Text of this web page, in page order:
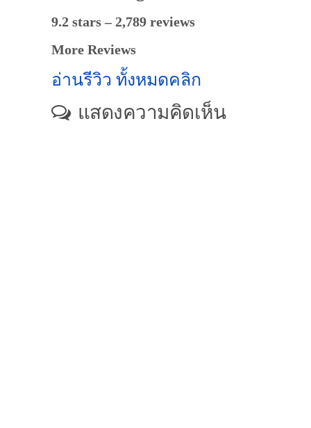
9.2 stars – 2,789 reviews
More Reviews
อ่านรีวิว ทั้งหมดคลิก
แสดงความคิดเห็น